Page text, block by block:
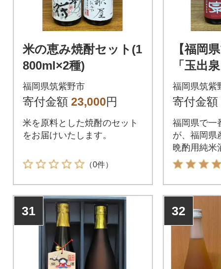
米の恵み焼酎セット(1
800ml×2種)
福岡県筑紫野市
寄付金額 23,000円
米を原料とした焼酎のセット
をお届けいたします。
（0件）
【福岡
「玉出
福岡県筑紫
寄付金額
福岡県で
が、福岡県
晩酌用純米
いたします
31 32